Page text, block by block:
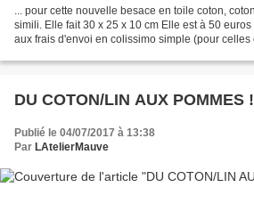
... pour cette nouvelle besace en toile coton,
simili. Elle fait 30 x 25 x 10 cm Elle est à 50
aux frais d'envoi en colissimo simple (pour celles
DU COTON/LIN AUX POMMES
Publié le 04/07/2017 à 13:38
Par LAtelierMauve